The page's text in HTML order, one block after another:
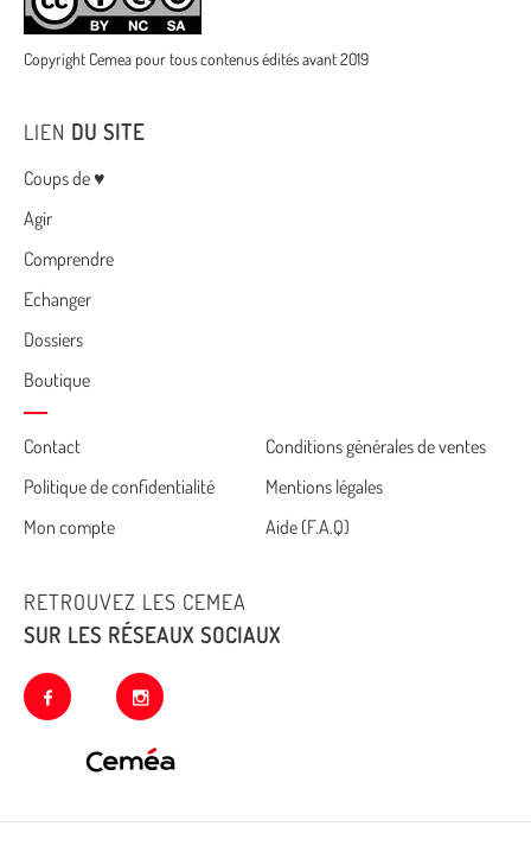
Copyright Cemea pour tous contenus édités avant 2019
LIEN DU SITE
Menu
Coups de ♥
Agir
Comprendre
Echanger
Dossiers
Boutique
Cemea
footer
Contact
Conditions générales de ventes
Politique de confidentialité
Mentions légales
Mon compte
Aide (F.A.Q)
RETROUVEZ LES CEMEA
SUR LES RÉSEAUX SOCIAUX
facebook instagram